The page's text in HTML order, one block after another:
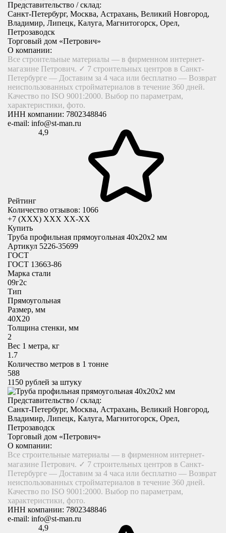
Представительство / склад:
Санкт-Петербург, Москва, Астрахань, Великий Новгород,
Владимир, Липецк, Калуга, Магнитогорск, Орел,
Петрозаводск
Торговый дом «Петрович»
О компании:
Все строительные материалы — в фирменном интернет-
магазине Петрович. ✓ 7 строительных центров в Санкт-
Петербурге — Доставим за 4 часа или бесплатно — Возврат
неиспользованных стройматериалов в течение 360 дней.
Качество по ISO 9001:2000. Выбор по параметрам,
характеристики, фото.
ИНН компании: 7802348846
e-mail: info@st-man.ru
Рейтинг
4,9
Количество отзывов: 1066
+7 (XXX) ХХХ ХХ-ХХ
Купить
Труба профильная прямоугольная 40x20х2 мм
Артикул 5226-35699
ГОСТ
ГОСТ 13663-86
Марка стали
09г2с
Тип
Прямоугольная
Размер, мм
40X20
Толщина стенки, мм
2
Вес 1 метра, кг
1.7
Количество метров в 1 тонне
588
1150 рублей за штуку
Представительство / склад:
Санкт-Петербург, Москва, Астрахань, Великий Новгород,
Владимир, Липецк, Калуга, Магнитогорск, Орел,
Петрозаводск
Торговый дом «Петрович»
О компании:
Все строительные материалы — в фирменном интернет-
магазине Петрович. ✓ 7 строительных центров в Санкт-
Петербурге — Доставим за 4 часа или бесплатно — Возврат
неиспользованных стройматериалов в течение 360 дней.
Качество по ISO 9001:2000. Выбор по параметрам,
характеристики, фото.
ИНН компании: 7802348846
e-mail: info@st-man.ru
4,9